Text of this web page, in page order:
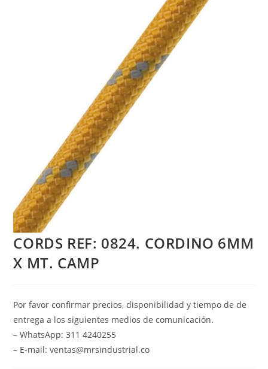
CORDS REF: 0824. CORDINO 6MM
X MT. CAMP
Por favor confirmar precios, disponibilidad y tiempo de de
entrega a los siguientes medios de comunicación.
– WhatsApp: 311 4240255
– E-mail: ventas@mrsindustrial.co